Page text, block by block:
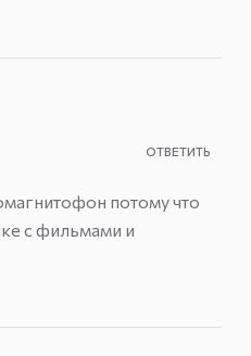
ОТВЕТИТЬ
потому что
с фильмами и